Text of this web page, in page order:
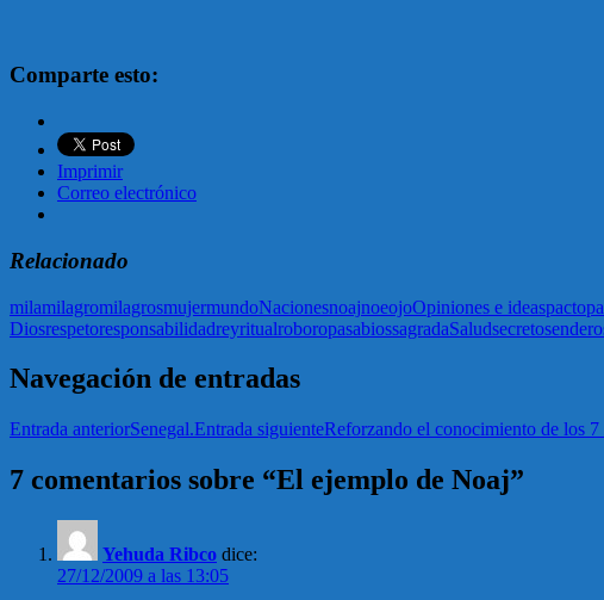
Comparte esto:
Imprimir
Correo electrónico
Relacionado
milamilagromilagrosmujermundoNacionesnoajnoeojoOpiniones e ideaspacto
DiosrespetoresponsabilidadreyritualroboropasabiossagradaSaludsecretosendero
Navegación de entradas
Entrada anteriorSenegal.Entrada siguienteReforzando el conocimiento de los 7
7 comentarios sobre “El ejemplo de Noaj”
Yehuda Ribco dice:
27/12/2009 a las 13:05